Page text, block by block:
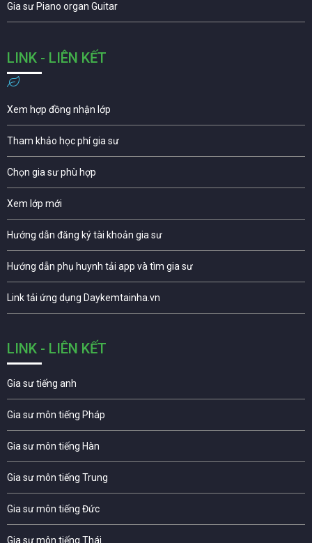
Gia sư Piano organ Guitar
LINK - LIÊN KẾT
Xem hợp đồng nhận lớp
Tham khảo học phí gia sư
Chọn gia sư phù hợp
Xem lớp mới
Hướng dẫn đăng ký tài khoản gia sư
Hướng dẫn phụ huynh tải app và tìm gia sư
Link tải ứng dụng Daykemtainha.vn
LINK - LIÊN KẾT
Gia sư tiếng anh
Gia sư môn tiếng Pháp
Gia sư môn tiếng Hàn
Gia sư môn tiếng Trung
Gia sư môn tiếng Đức
Gia sư môn tiếng Thái